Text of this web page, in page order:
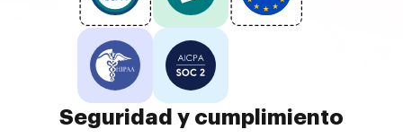
Seguridad y cumplimiento